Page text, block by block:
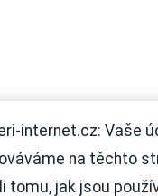
internet.cz: Vaše
na těchto
tomu, jak jsou